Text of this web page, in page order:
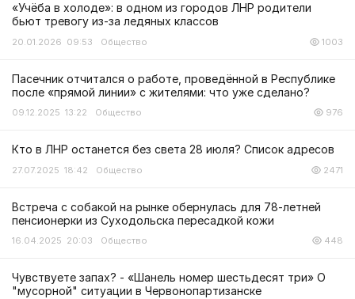
«Учёба в холоде»: в одном из городов ЛНР родители
бьют тревогу из-за ледяных классов
20.01.2026 09:53 Общество 1003
Пасечник отчитался о работе, проведённой в Республике
после «прямой линии» с жителями: что уже сделано?
09.12.2025 13:22 Общество 976
Кто в ЛНР останется без света 28 июля? Список адресов
27.07.2025 18:42 Общество 2471
Встреча с собакой на рынке обернулась для 78-летней
пенсионерки из Суходольска пересадкой кожи
16.04.2025 20:03 Общество 448
Чувствуете запах? - «Шанель номер шестьдесят три» О
"мусорной" ситуации в Червонопартизанске